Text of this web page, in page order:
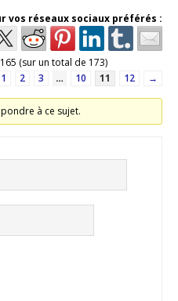
vos réseaux sociaux préférés :
(sur un total de 173)
1 2 3 … 10 11 12 →
à ce sujet.